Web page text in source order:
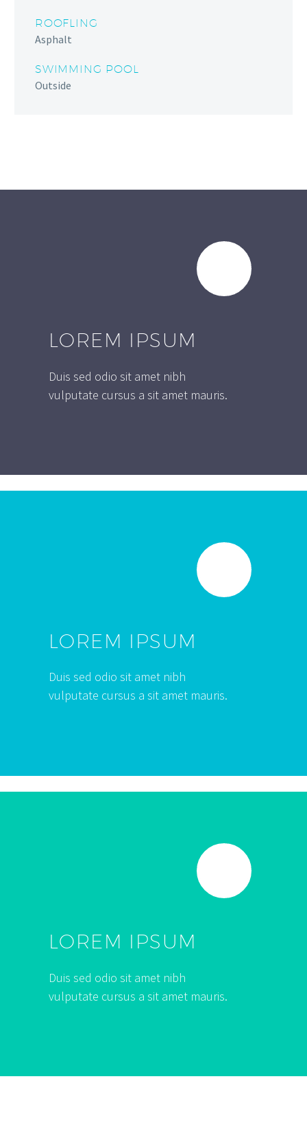
ROOFLING
Asphalt
SWIMMING POOL
Outside
LOREM IPSUM
Duis sed odio sit amet nibh
vulputate cursus a sit amet mauris.
LOREM IPSUM
Duis sed odio sit amet nibh
vulputate cursus a sit amet mauris.
LOREM IPSUM
Duis sed odio sit amet nibh
vulputate cursus a sit amet mauris.